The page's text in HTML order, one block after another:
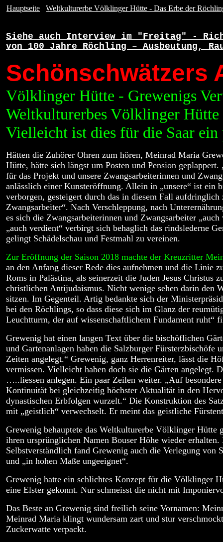
Siehe auch Interview im "Freitag" -
von 100 Jahre Röchling – Ausbeutung,
Schönschwätzers
Völklinger Hütte - Grewenigs
Weltkulturerbes Völklinger Hütte
Vielleicht ist dies für die Saar
Hätten die Zuhörer Ohren zum hören, Meinrad Maria
Hütte, hätte sich längst um Posten und Pension
für das Projekt und unsere Zwangsarbeiterinnen und
anlässlich einer Kunsteröffnung. Allein in „unsere“ ist ein
verborgen, gesteigert durch das in diesem Fall aufdringlich
Zwangsarbeiter“. Nach Verschleppung, nach
es sich die Zwangsarbeiterinnen und Zwangsarbeiter
„auch verdient“ verbirgt sich behaglich das rindslederne
gelingt Schädelschau und Festmahl zu vereinen.
Zur Eröffnung der Saison 2018 machte der Kreuzritter
an den Anfang dieser Rede dies aufnehmen und die Linie
Roms in Palästina, als seinerzeit die Juden Jesus Christus
christlichen Antijudaismus. Nicht wenige sehen darin den
sitzen. Im Gegenteil. Artig bedankte sich der
bei den Röchlings, so dass diese sich im Glanz der
Leuchtturm, der auf wissenschaftlichem Fundament ruht“
Grewenig hat einen langen Text über die bischöflichen
und Gartenanlagen haben die Salzburger
Zeiten angelegt.“ Grewenig, ganz Herrenreiter, lässt die
vermissen. Vielleicht haben doch sie die Gärten angelegt.
…..liessen anlegen. Ein paar Zeilen weiter. „Auf
Kontinuität bei gleichzeitig höchster Aktualität in den
dynastischen Erbfolgen wurzelt.“ Die Konstruktion des
mit „geistlich“ verwechselt. Er meint das geistliche
Grewenig behauptete das Weltkulturerbe Völklinger
ihren ursprünglichen Namen Bouser Höhe wieder
Selbstverständlich fand Grewenig auch die Verlegung von
und „in hohen Maße ungeeignet“.
Grewenig hatte ein schlichtes Konzept für die Völklinger
eine Elster gekonnt. Nur schmeisst die nicht mit
Das Beste an Grewenig sind freilich seine Vornamen:
Meinrad Maria klingt wundersam zart und stur
Zuckerwatte verpackt.
Hauptseite Weltkulturerbe Völklinger Hütte - Das Erbe der